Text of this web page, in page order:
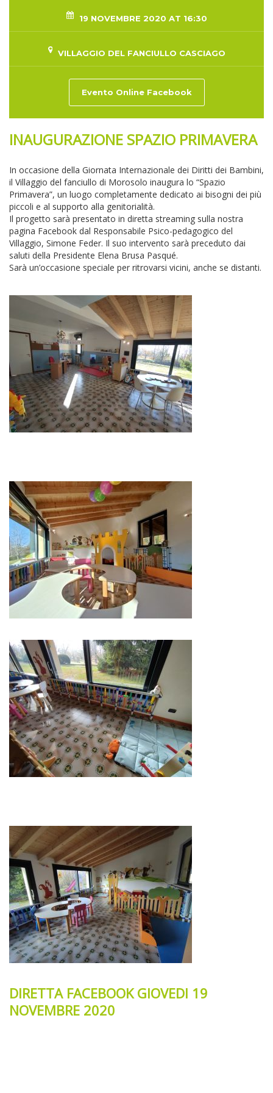
19 NOVEMBRE 2020 AT 16:30
VILLAGGIO DEL FANCIULLO CASCIAGO
Evento Online Facebook
INAUGURAZIONE SPAZIO PRIMAVERA
In occasione della Giornata Internazionale dei Diritti dei Bambini,
il Villaggio del fanciullo di Morosolo inaugura lo “Spazio
Primavera”, un luogo completamente dedicato ai bisogni dei più
piccoli e al supporto alla genitorialità.
Il progetto sarà presentato in diretta streaming sulla nostra
pagina Facebook dal Responsabile Psico-pedagogico del
Villaggio, Simone Feder. Il suo intervento sarà preceduto dai
saluti della Presidente Elena Brusa Pasqué.
Sarà un’occasione speciale per ritrovarsi vicini, anche se distanti.
DIRETTA FACEBOOK GIOVEDI 19
NOVEMBRE 2020